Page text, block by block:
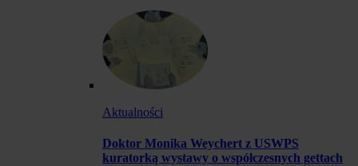
Aktualności
Doktor Monika Weychert z USWPS
kuratorką wystawy o współczesnych gettach